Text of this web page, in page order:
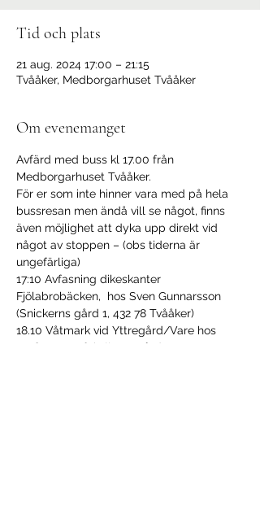
Tid och plats
21 aug. 2024 17:00 – 21:15
Tvååker, Medborgarhuset Tvååker
Om evenemanget
Avfärd med buss kl 17.00 från
Medborgarhuset Tvååker.
För er som inte hinner vara med på hela
bussresan men ändå vill se något, finns
även möjlighet att dyka upp direkt vid
något av stoppen – (obs tiderna är
ungefärliga)
17:10 Avfasning dikeskanter
Fjölabrobäcken,  hos Sven Gunnarsson
(Snickerns gård 1, 432 78 Tvååker)
18.10 Våtmark vid Yttregård/Vare hos
Stefan Warefelt ((Yttregård,  Vare 5, 432